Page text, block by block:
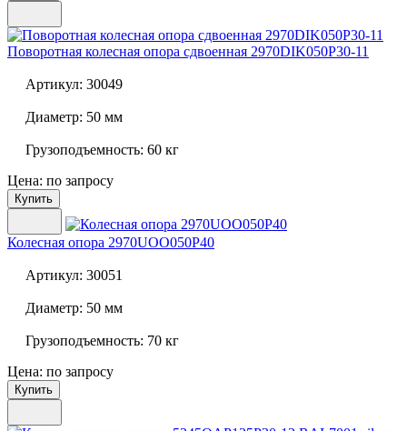
Поворотная колесная опора сдвоенная 2970DIK050P30-11
Артикул: 30049
Диаметр: 50 мм
Грузоподъемность: 60 кг
Цена: по запросу
Купить
Колесная опора 2970UOO050P40
Артикул: 30051
Диаметр: 50 мм
Грузоподъемность: 70 кг
Цена: по запросу
Купить